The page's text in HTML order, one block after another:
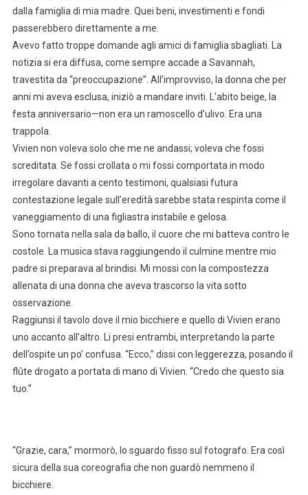
dalla famiglia di mia madre. Quei beni, investimenti e fondi
passerebbero direttamente a me.
Avevo fatto troppe domande agli amici di famiglia sbagliati. La
notizia si era diffusa, come sempre accade a Savannah,
travestita da “preoccupazione”. All’improvviso, la donna che per
anni mi aveva esclusa, iniziò a mandare inviti. L’abito beige, la
festa anniversario—non era un ramoscello d’ulivo. Era una
trappola.
Vivien non voleva solo che me ne andassi; voleva che fossi
screditata. Se fossi crollata o mi fossi comportata in modo
irregolare davanti a cento testimoni, qualsiasi futura
contestazione legale sull’eredità sarebbe stata respinta come il
vaneggiamento di una figliastra instabile e gelosa.
Sono tornata nella sala da ballo, il cuore che mi batteva contro le
costole. La musica stava raggiungendo il culmine mentre mio
padre si preparava al brindisi. Mi mossi con la compostezza
allenata di una donna che aveva trascorso la vita sotto
osservazione.
Raggiunsi il tavolo dove il mio bicchiere e quello di Vivien erano
uno accanto all’altro. Li presi entrambi, interpretando la parte
dell’ospite un po’ confusa. “Ecco,” dissi con leggerezza, posando il
flûte drogato a portata di mano di Vivien. “Credo che questo sia
tuo.”
“Grazie, cara,” mormorò, lo sguardo fisso sul fotografo. Era così
sicura della sua coreografia che non guardò nemmeno il
bicchiere.